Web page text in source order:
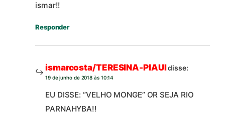
ismar!!
Responder
ismarcosta/TERESINA-PIAUIdisse:
19 de junho de 2018 às 10:14
EU DISSE: “VELHO MONGE” OR SEJA RIO
PARNAHYBA!!